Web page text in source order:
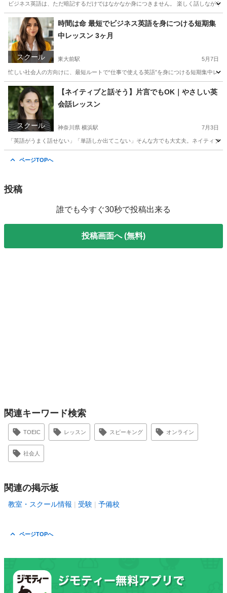
ビジネス英語は、ただ暗記するだけではなかなか身につきません。 楽しく話しなが
東京 千代田区 赤坂見附駅 ビジネス英語 ネイティブ
スクール
時間は命 最短でビジネス英語を身につける短期集
中レッスン 3ヶ月
東大前駅 5月7日
忙しい社会人の方向けに、最短ルートで“仕事で使える英語”を身につける短期集中レ
東京 文京区 東大前駅 ビジネス英語 短期
スクール
【ネイティブと話そう】片言でもOK｜やさしい英
会話レッスン
神奈川県 横浜駅 7月3日
「英語がうまく話せない」「単語しか出てこない」そんな方でも大丈夫。ネイティ
ページTOPへ
投稿
誰でも今すぐ30秒で投稿出来る
投稿画面へ (無料)
関連キーワード検索
TOEIC レッスン スピーキング オンライン
社会人
関連の掲示板
教室・スクール情報 受験 予備校
ページTOPへ